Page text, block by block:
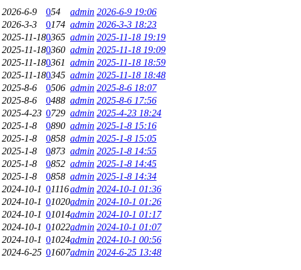
2026-6-9 054 admin 2026-6-9 19:06
2026-3-3 0174 admin 2026-3-3 18:23
2025-11-180365 admin 2025-11-18 19:19
2025-11-180360 admin 2025-11-18 19:09
2025-11-180361 admin 2025-11-18 18:59
2025-11-180345 admin 2025-11-18 18:48
2025-8-6 0506 admin 2025-8-6 18:07
2025-8-6 0488 admin 2025-8-6 17:56
2025-4-23 0729 admin 2025-4-23 18:24
2025-1-8 0890 admin 2025-1-8 15:16
2025-1-8 0858 admin 2025-1-8 15:05
2025-1-8 0873 admin 2025-1-8 14:55
2025-1-8 0852 admin 2025-1-8 14:45
2025-1-8 0858 admin 2025-1-8 14:34
2024-10-1 01116admin 2024-10-1 01:36
2024-10-1 01020admin 2024-10-1 01:26
2024-10-1 01014admin 2024-10-1 01:17
2024-10-1 01022admin 2024-10-1 01:07
2024-10-1 01024admin 2024-10-1 00:56
2024-6-25 01607admin 2024-6-25 13:48